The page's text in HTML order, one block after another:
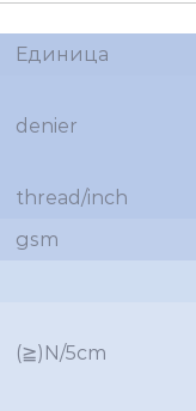
Единица
denier
thread/inch
gsm
(≧)N/5cm